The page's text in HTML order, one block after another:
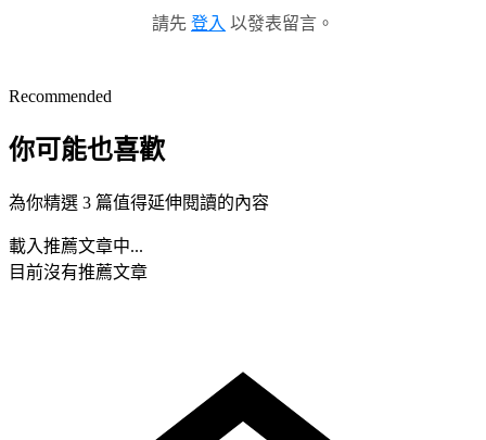
請先 登入 以發表留言。
Recommended
你可能也喜歡
為你精選 3 篇值得延伸閱讀的內容
載入推薦文章中...
目前沒有推薦文章